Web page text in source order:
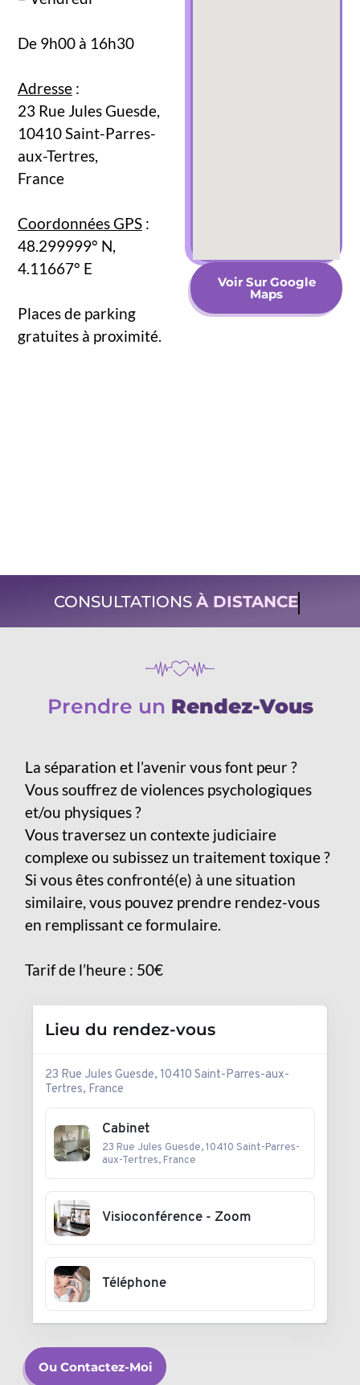
De 9h00 à 16h30
Adresse:
23 Rue Jules Guesde,
10410 Saint-Parres-
aux-Tertres,
France
Coordonnées GPS:
48.299999° N,
4.11667° E
Places de parking
gratuites à proximité.
Voir Sur Google
Maps
CONSULTATIONS À DISTANCE
Prendre un Rendez-Vous
La séparation et l’avenir vous font peur ?
Vous souffrez de violences psychologiques
et/ou physiques ?
Vous traversez un contexte judiciaire
complexe ou subissez un traitement toxique ?
Si vous êtes confronté(e) à une situation
similaire, vous pouvez prendre rendez-vous
en remplissant ce formulaire.
Tarif de l’heure : 50€
Lieu du rendez-vous
23 Rue Jules Guesde, 10410 Saint-Parres-aux-
Tertres, France
Cabinet
23 Rue Jules Guesde, 10410 Saint-Parres-
aux-Tertres, France
Visioconférence - Zoom
Téléphone
Ou Contactez-Moi